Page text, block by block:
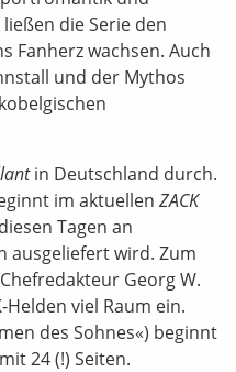
die Serie den
Fanherz wachsen. Auch
und der Mythos
in Deutschland durch.
im aktuellen ZACK
Tagen an
ausgeliefert wird. Zum
Georg W.
viel Raum ein.
des Sohnes«) beginnt
24 (!) Seiten.